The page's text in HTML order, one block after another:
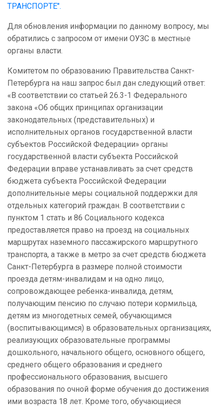
ТРАНСПОРТЕ".
Для обновления информации по данному вопросу, мы
обратились с запросом от имени ОУЗС в местные
органы власти.
Комитетом по образованию Правительства Санкт-
Петербурга на наш запрос был дан следующий ответ:
«В соответствии со статьей 26.3-1 Федерального
закона «Об общих принципах организации
законодательных (представительных) и
исполнительных органов государственной власти
субъектов Российской Федерации» органы
государственной власти субъекта Российской
Федерации вправе устанавливать за счет средств
бюджета субъекта Российской Федерации
дополнительные меры социальной поддержки для
отдельных категорий граждан. В соответствии с
пунктом 1 стать и 86 Социального кодекса
предоставляется право на проезд на социальных
маршрутах наземного пассажирского маршрутного
транспорта, а также в метро за счет средств бюджета
Санкт-Петербурга в размере полной стоимости
проезда детям-инвалидам и на одно лицо,
сопровождающее ребенка-инвалида, детям,
получающим пенсию по случаю потери кормильца,
детям из многодетных семей, обучающимся
(воспитывающимся) в образовательных организациях,
реализующих образовательные программы
дошкольного, начального общего, основного общего,
среднего общего образования и среднего
профессионального образования, высшего
образования по очной форме обучения до достижения
ими возраста 18 лет. Кроме того, обучающиеся